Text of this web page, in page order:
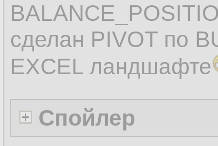
сделан PIVOT по
EXCEL ландшафте
Спойлер